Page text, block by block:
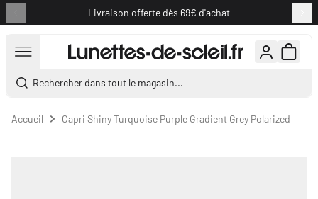
Livraison offerte dès 69€ d'achat
Rechercher dans tout le magasin...
Accueil Capri Shiny Turquoise Purple Gradient Grey Polarized